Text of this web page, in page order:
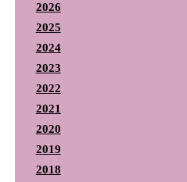
2026
2025
2024
2023
2022
2021
2020
2019
2018